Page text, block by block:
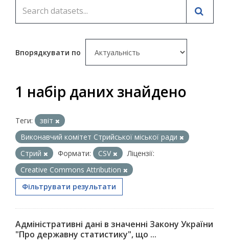
Впорядкувати по
1 набір даних знайдено
Теги:
звіт
Виконавчий комітет Стрийської міської ради
Стрий
Формати: CSV
Ліцензії:
Creative Commons Attribution
Фільтрувати результати
Адміністративні дані в значенні Закону України
"Про державну статистику", що ...